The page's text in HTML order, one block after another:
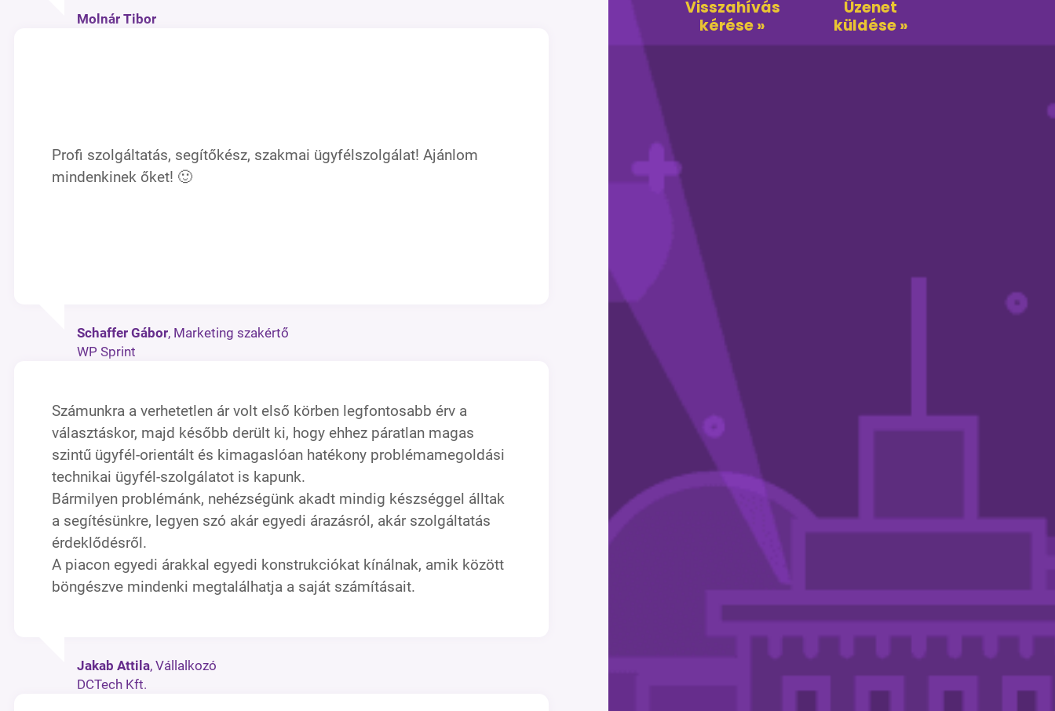
Molnár Tibor
Profi szolgáltatás, segítőkész, szakmai ügyfélszolgálat! Ajánlom
mindenkinek őket! 🙂
Schaffer Gábor, Marketing szakértő
WP Sprint
Számunkra a verhetetlen ár volt első körben legfontosabb érv a
választáskor, majd később derült ki, hogy ehhez páratlan magas
szintű ügyfél-orientált és kimagaslóan hatékony problémamegoldási
technikai ügyfél-szolgálatot is kapunk.
Bármilyen problémánk, nehézségünk akadt mindig készséggel álltak
a segítésünkre, legyen szó akár egyedi árazásról, akár szolgáltatás
érdeklődésről.
A piacon egyedi árakkal egyedi konstrukciókat kínálnak, amik között
böngészve mindenki megtalálhatja a saját számításait.
Jakab Attila, Vállalkozó
DCTech Kft.
Visszahívás
kérése »
Üzenet
küldése »